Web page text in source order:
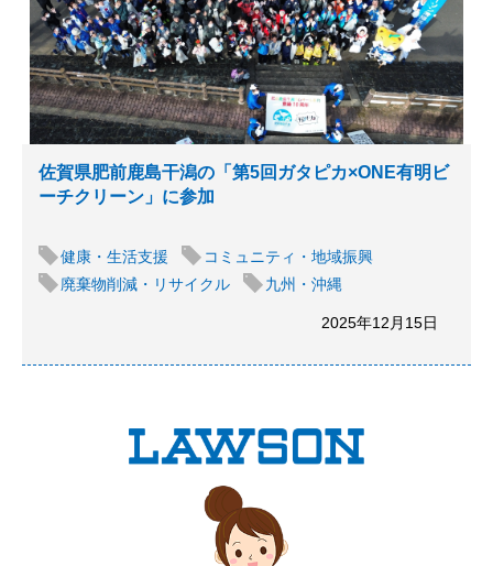
佐賀県肥前鹿島干潟の「第5回ガタピカ×ONE有明ビ
ーチクリーン」に参加
健康・生活支援
コミュニティ・地域振興
廃棄物削減・リサイクル
九州・沖縄
2025年12月15日